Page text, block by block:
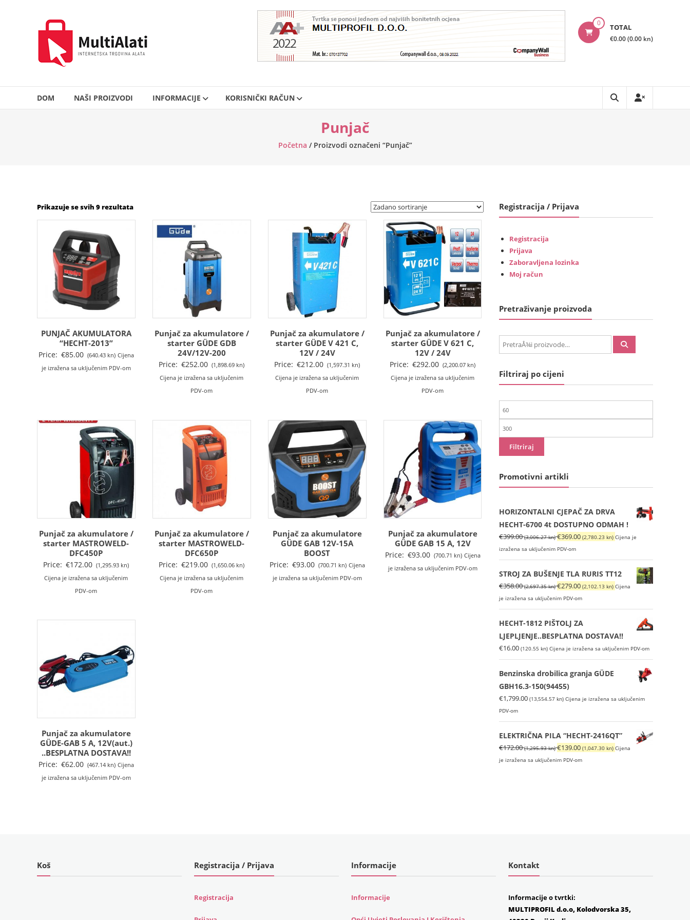
MultiAlati
Internetska
trgovina
alata
0 TOTAL
€0.00 (0.00 kn)
DOM NAŠI PROIZVODI INFORMACIJE KORISNIČKI RAČUN
Punjač
Početna / Proizvodi označeni “Punjač”
Prikazuje se svih 9 rezultata
PUNJAČ AKUMULATORA
“HECHT-2013”
Price: €85.00 (640.43 kn) Cijena
je izražena sa uključenim PDV-om
Punjač za akumulatore /
starter GÜDE GDB
24V/12V-200
Price: €252.00 (1,898.69 kn)
Cijena je izražena sa uključenim
PDV-om
Punjač za akumulatore /
starter GÜDE V 421 C,
12V / 24V
Price: €212.00 (1,597.31 kn)
Cijena je izražena sa uključenim
PDV-om
Punjač za akumulatore /
starter GÜDE V 621 C,
12V / 24V
Price: €292.00 (2,200.07 kn)
Cijena je izražena sa uključenim
PDV-om
Punjač za akumulatore /
starter MASTROWELD-
DFC450P
Price: €172.00 (1,295.93 kn)
Cijena je izražena sa uključenim
PDV-om
Punjač za akumulatore /
starter MASTROWELD-
DFC650P
Price: €219.00 (1,650.06 kn)
Cijena je izražena sa uključenim
PDV-om
Punjač za akumulatore
GÜDE GAB 12V-15A
BOOST
Price: €93.00 (700.71 kn) Cijena
je izražena sa uključenim PDV-om
Punjač za akumulatore
GÜDE GAB 15 A, 12V
Price: €93.00 (700.71 kn) Cijena
je izražena sa uključenim PDV-om
Punjač za akumulatore
GÜDE-GAB 5 A, 12V(aut.)
..BESPLATNA DOSTAVA!!
Price: €62.00 (467.14 kn) Cijena
je izražena sa uključenim PDV-om
Registracija / Prijava
Registracija
Prijava
Zaboravljena lozinka
Moj račun
Pretraživanje proizvoda
PretraÅ¾i:
Filtriraj po cijeni
Min
cijena
Maks
cijena
Filtriraj
Promotivni artikli
HORIZONTALNI CJEPAČ ZA DRVA
HECHT-6700 4t DOSTUPNO ODMAH !
€399.00 (3,006.27 kn)Izvorna
cijena
bila
je:
€399.00
(3,006.27
€369.00 (2,780.23 kn) Trenutna
je:
€369.00
(2,780.23
Cijena je
izražena sa uključenim PDV-om
STROJ ZA BUŠENJE TLA RURIS TT12
€358.00 (2,697.35 kn)Izvorna
cijena
bila
je:
€358.00
€279.00 (2,102.13 kn) Trenutna
je:
(2,102.13
Cijena
je izražena sa uključenim PDV-om
HECHT-1812 PIŠTOLJ ZA
LJEPLJENJE..BESPLATNA DOSTAVA!!
€16.00 (120.55 kn) Cijena je izražena sa uključenim PDV-om
Benzinska drobilica granja GÜDE
GBH16.3-150(94455)
€1,799.00 (13,554.57 kn) Cijena je izražena sa uključenim
PDV-om
ELEKTRIČNA PILA “HECHT-2416QT”
€172.00 (1,295.93 kn)Izvorna
cijena
€139.00 (1,047.30 kn) Trenutna
Cijena
je izražena sa uključenim PDV-om
Koš Registracija / Prijava
Registracija
Informacije
Informacije
Kontakt
Informacije o tvrtki:
MULTIPROFIL d.o.o, Kolodvorska 35,